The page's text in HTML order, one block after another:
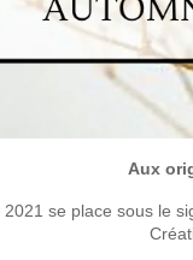
Aux
se place sous le